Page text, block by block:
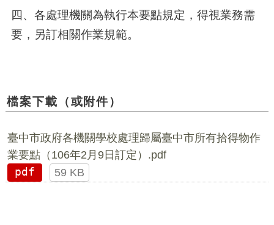
四、各處理機關為執行本要點規定，得視業務需
要，另訂相關作業規範。
檔案下載（或附件）
臺中市政府各機關學校處理歸屬臺中市所有拾得物作
業要點（106年2月9日訂定）.pdf
pdf
59 KB